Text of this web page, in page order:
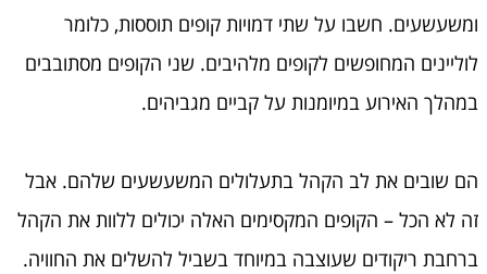
ומשעשעים. חשבו על שתי דמויות קופים תוססות, כלומר
לוליינים המחופשים לקופים מלהיבים. שני הקופים מסתובבים
במהלך האירוע במיומנות על קביים מגביהים.
הם שובים את לב הקהל בתעלולים המשעשעים שלהם. אבל
זה לא הכל – הקופים המקסימים האלה יכולים ללוות את הקהל
ברחבת ריקודים שעוצבה במיוחד בשביל להשלים את החוויה.